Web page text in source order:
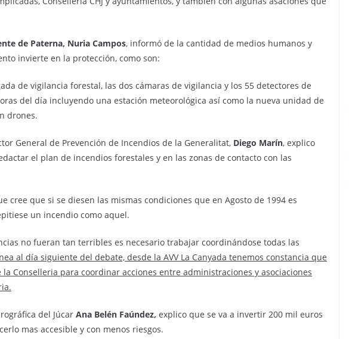
de Paterna, Nuria Campos, informó de la cantidad de medios humanos y
invierte en la protección, como son:
de vigilancia forestal, las dos cámaras de vigilancia y los 55 detectores de
del día incluyendo una estación meteorológica así como la nueva unidad de
drones.
General de Prevención de Incendios de la Generalitat, Diego Marín, explico
el plan de incendios forestales y en las zonas de contacto con las
cree que si se diesen las mismas condiciones que en Agosto de 1994 es
un incendio como aquel.
no fueran tan terribles es necesario trabajar coordinándose todas las
al día siguiente del debate, desde la AVV La Canyada tenemos constancia que
Conselleria para coordinar acciones entre administraciones y asociaciones
del Júcar Ana Belén Faúndez, explico que se va a invertir 200 mil euros
mas accesible y con menos riesgos.